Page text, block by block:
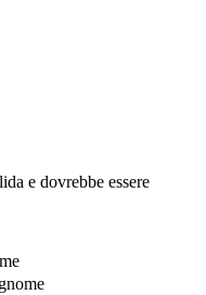
e dovrebbe essere